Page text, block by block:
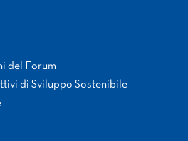
del Forum
di Sviluppo Sostenibile